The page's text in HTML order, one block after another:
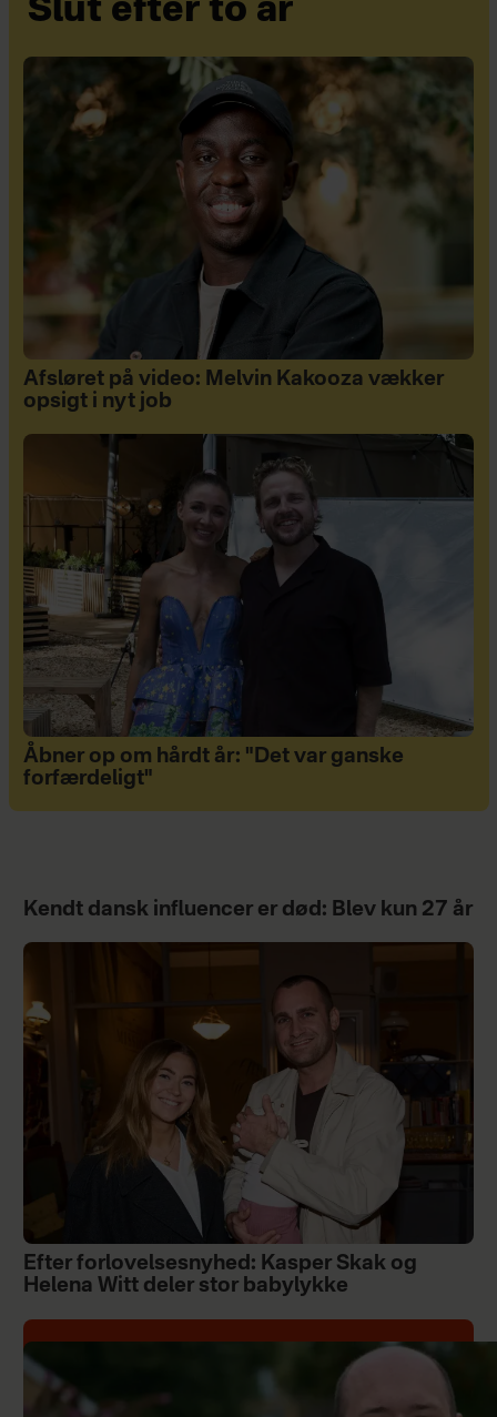
Slut efter to år
Afsløret på video: Melvin Kakooza vækker
opsigt i nyt job
Åbner op om hårdt år: "Det var ganske
forfærdeligt"
Kendt dansk influencer er død: Blev kun 27 år
Efter forlovelsesnyhed: Kasper Skak og
Helena Witt deler stor babylykke